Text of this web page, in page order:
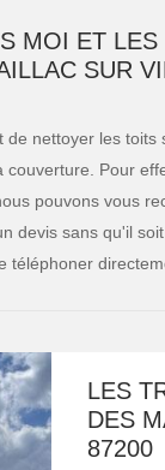
MOI ET
SUR
de nettoyer les
couverture. Pour
pouvons vous
devis sans qu'il
téléphoner
LES
DES
87200